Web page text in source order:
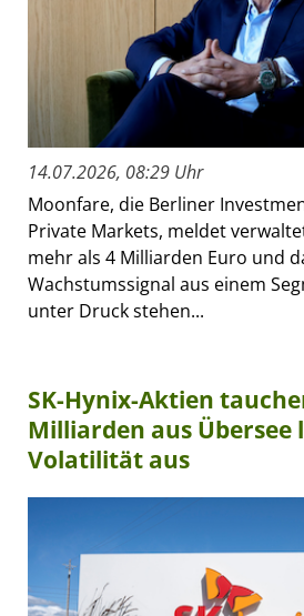
14.07.2026, 08:29 Uhr
Moonfare, die Berliner
Private Markets, meldet
mehr als 4 Milliarden Euro und
Wachstumssignal aus einem
unter Druck stehen...
SK-Hynix-Aktien
Milliarden aus Übersee
Volatilität aus